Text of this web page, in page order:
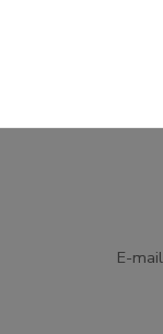
E-mail